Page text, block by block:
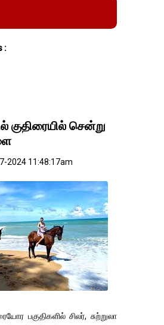
:
குதிரையில் சென்று
2024 11:48:17am
பகுதிகளில் சிலர், சுற்றுலா